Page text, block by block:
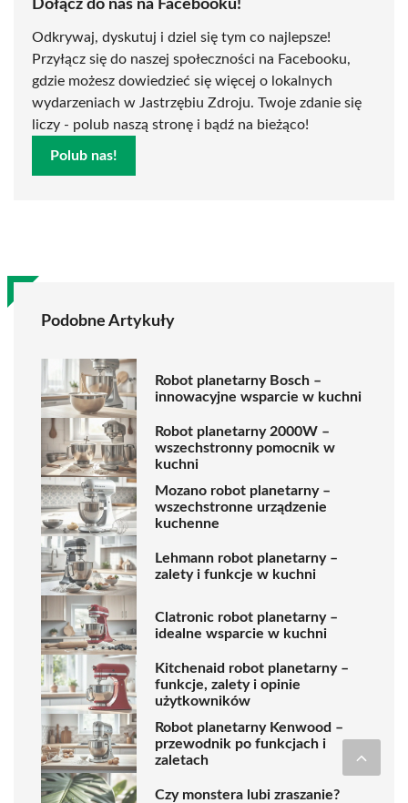
Dołącz do nas na Facebooku!
Odkrywaj, dyskutuj i dziel się tym co najlepsze!
Przyłącz się do naszej społeczności na Facebooku,
gdzie możesz dowiedzieć się więcej o lokalnych
wydarzeniach w Jastrzębiu Zdroju. Twoje zdanie się
liczy - polub naszą stronę i bądź na bieżąco!
Polub nas!
Podobne Artykuły
Robot planetarny Bosch –
innowacyjne wsparcie w kuchni
Robot planetarny 2000W –
wszechstronny pomocnik w
kuchni
Mozano robot planetarny –
wszechstronne urządzenie
kuchenne
Lehmann robot planetarny –
zalety i funkcje w kuchni
Clatronic robot planetarny –
idealne wsparcie w kuchni
Kitchenaid robot planetarny –
funkcje, zalety i opinie
użytkowników
Robot planetarny Kenwood –
przewodnik po funkcjach i
zaletach
Czy monstera lubi zraszanie?